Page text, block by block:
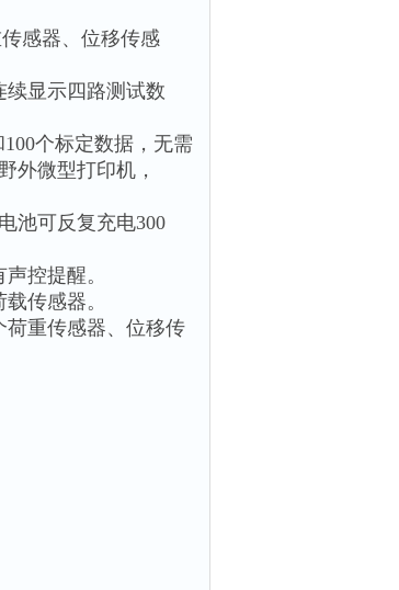
感器、位移传感
续显示四路测试数
个标定数据，无需
外微型打印机，
池可反复充电300
控提醒。
传感器。
荷重传感器、位移传